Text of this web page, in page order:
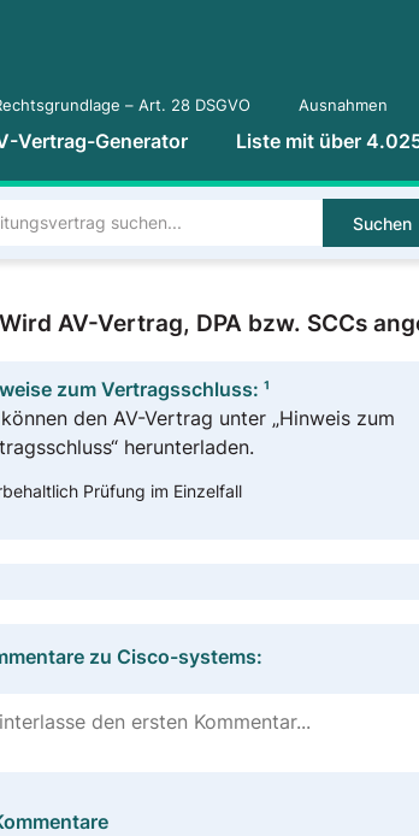
– Art. 28 DSGVO Ausnahmen
Vertrag-Generator Liste mit über
Suchen
AV-Vertrag, DPA bzw. SCCs
zum Vertragsschluss: ¹
den AV-Vertrag unter „Hinweis zum
herunterladen.
Prüfung im Einzelfall
zu Cisco-systems: